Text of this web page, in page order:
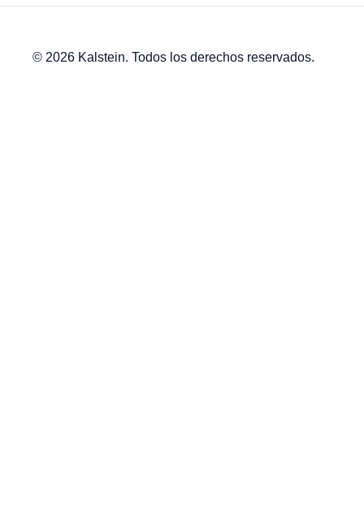
© 2026 Kalstein. Todos los derechos reservados.